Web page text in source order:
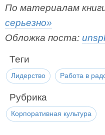
По материалам
серьезно»
Обложка поста:
Теги
Лидерство Работа в
Рубрика
Корпоративная культура